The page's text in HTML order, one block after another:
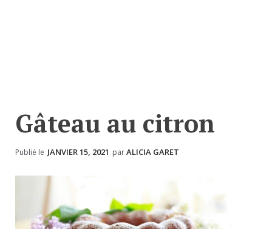
Gâteau au citron
Publié le JANVIER 15, 2021 parALICIA GARET